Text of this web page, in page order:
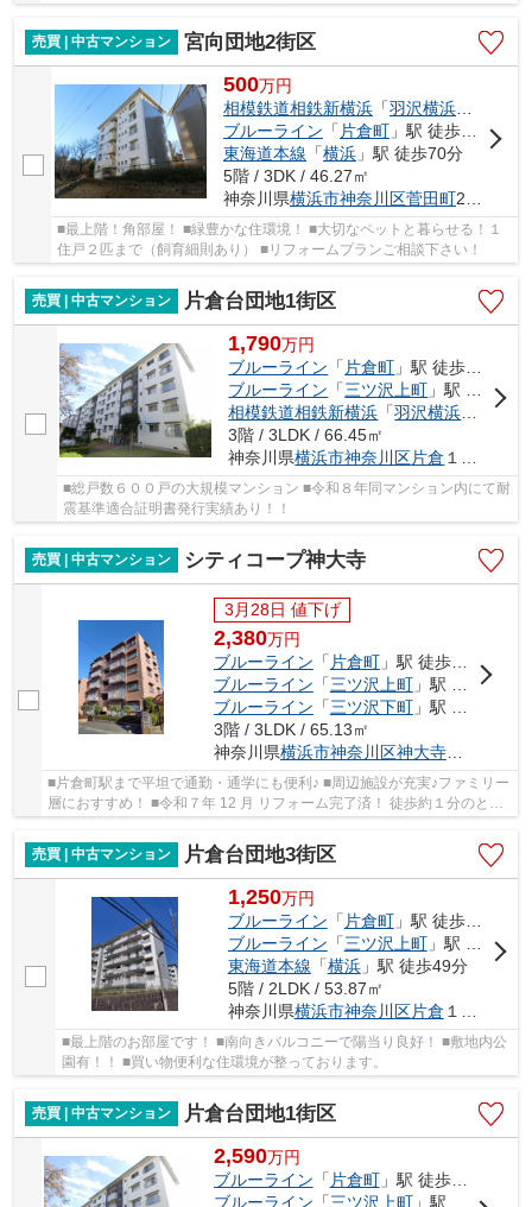
売買 | 中古マンション
宮向団地2街区
500万円
相模鉄道相鉄新横浜 「羽沢横浜国大
ブルーライン 「 片倉町 」駅 徒歩24分
東海道本線 「横浜 」駅 徒歩70分
5階 / 3DK / 46.27㎡
神奈川県横浜市神奈川区菅田町2978-6
■最上階！角部屋！ ■緑豊かな住環境！ ■大切なペットと暮らせる！１
住戸２匹まで（飼育細則あり） ■リフォームプランご相談下さい！
売買 | 中古マンション 片倉台団地1街区
1,790万円
ブルーライン 「 片倉町 」駅 徒歩9分
ブルーライン 「三ツ沢上町 」駅 徒歩21分
相模鉄道相鉄新横浜 「羽沢横浜国大
」駅
3階 / 3LDK / 66.45㎡
神奈川県横浜市神奈川区片倉 １丁目17
■総戸数６００戸の大規模マンション ■令和８年同マンション内にて耐
震基準適合証明書発行実績あり！！
売買 | 中古マンション シティコープ神大寺
3月28日 値下げ
2,380万円
ブルーライン 「 片倉町」駅 徒歩10分
ブルーライン 「三ツ沢上町」駅 徒歩25分
ブルーライン 「三ツ沢下町」駅 徒歩22分
3階 / 3LDK / 65.13㎡
神奈川県横浜市神奈川区神大寺２丁目
■片倉町駅まで平坦で通勤・通学にも便利♪ ■周辺施設が充実♪ファミリー
層におすすめ！ ■令和７年 12 月 リフォーム完了済！ 徒歩約１分のとこ
売買 | 中古マンション
片倉台団地3街区
1,250万円
ブルーライン 「 片倉町」駅 徒歩7分
ブルーライン 「三ツ沢上町」駅 徒歩23分
東海道本線 「横浜」駅 徒歩49分
5階 / 2LDK / 53.87㎡
神奈川県横浜市神奈川区片倉 １丁目
■最上階のお部屋です！ ■南向きバルコニーで陽当り良好！ ■敷地内公
園有！！ ■買い物便利な住環境が整っております。
売買 | 中古マンション 片倉台団地1街区
2,590万円
ブルーライン 「 片倉町」駅 徒歩10分
ブルーライン 「三ツ沢上町」駅 徒歩21分